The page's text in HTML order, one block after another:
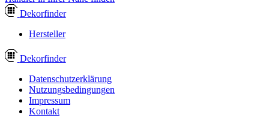
Dekorfinder
Hersteller
Dekorfinder
Datenschutzerklärung
Nutzungsbedingungen
Impressum
Kontakt